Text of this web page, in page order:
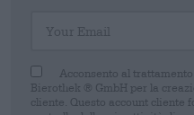
Acconsento al
Bierothek ® GmbH per la
cliente. Questo account cliente